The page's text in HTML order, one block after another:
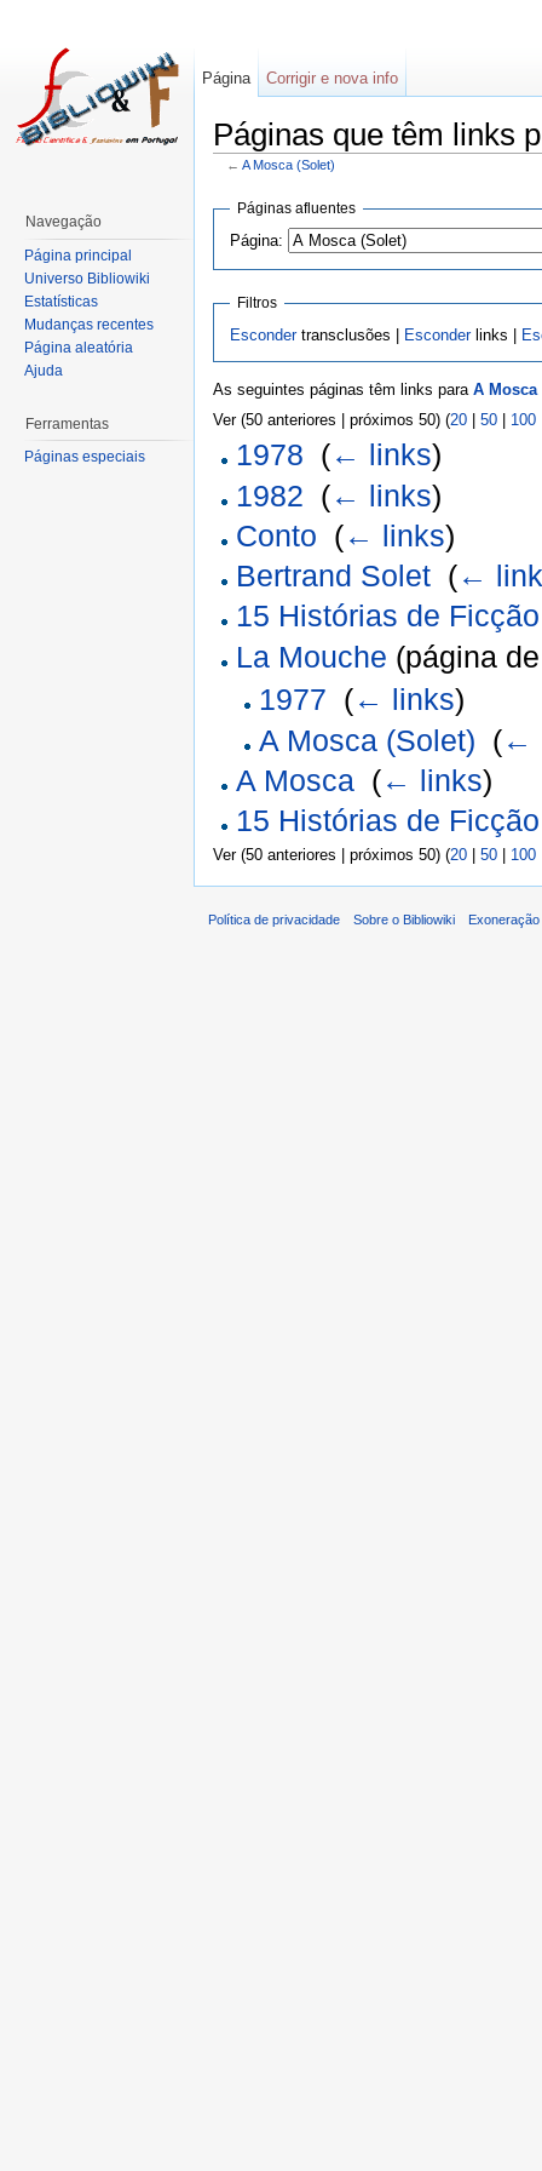
Páginas que têm links
← A Mosca (Solet)
Páginas afluentes
Página:
Filtros
Escondertransclusões | Esconderlinks |
As seguintes páginas têm links para A Mosca
Ver (50 anteriores | próximos 50) (20 50 100
1978 (← links)
1982 (← links)
Conto (← links)
Bertrand Solet (←
15 Histórias de
La Mouche (página
1977 (← links)
A Mosca (Solet) (←
A Mosca (← links)
15 Histórias de
Ver (50 anteriores | próximos 50) (20 | 50 | 100
Página Corrigir e nova info
Navegação
Página principal
Universo Bibliowiki
Estatísticas
Mudanças recentes
Página aleatória
Ajuda
Ferramentas
Páginas especiais
Política de privacidade Sobre o Bibliowiki